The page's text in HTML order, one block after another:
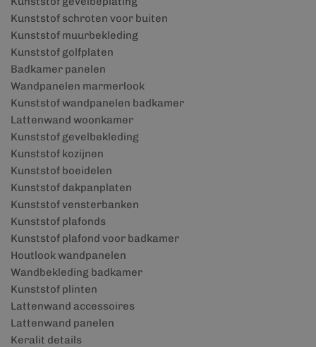
Kunststof schroten voor buiten
Kunststof muurbekleding
Kunststof golfplaten
Badkamer panelen
Wandpanelen marmerlook
Kunststof wandpanelen badkamer
Lattenwand woonkamer
Kunststof gevelbekleding
Kunststof kozijnen
Kunststof boeidelen
Kunststof dakpanplaten
Kunststof vensterbanken
Kunststof plafonds
Kunststof plafond voor badkamer
Houtlook wandpanelen
Wandbekleding badkamer
Kunststof plinten
Lattenwand accessoires
Lattenwand panelen
Keralit details